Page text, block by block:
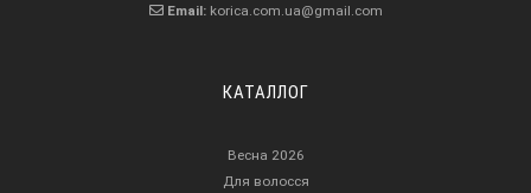
Email: korica.com.ua@gmail.com
КАТАЛЛОГ
Весна 2026
Для волосся